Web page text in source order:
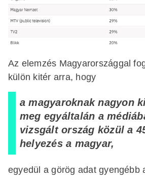
Az elemzés Magyarországgal
külön kitér arra, hogy
a magyaroknak nagyon
meg egyáltalán a
vizsgált ország közül a
helyezés a magyar,
egyedül a görög adat gyengébb